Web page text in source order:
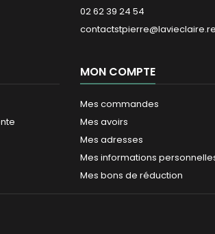
02 62 39 24 54
contactstpierre@lavieclaire.re
MON COMPTE
Mes commandes
Mes avoirs
Mes adresses
Mes informations
Mes bons de réduction